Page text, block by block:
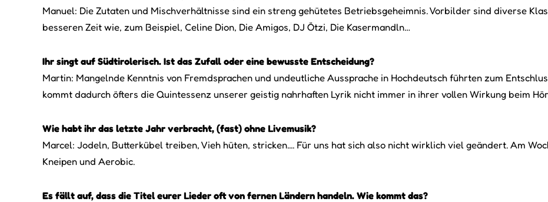
Manuel: Die Zutaten und Mischverhältnisse sind ein streng gehütetes Betriebsgeheimnis. Vorbilder sind diverse
besseren Zeit wie, zum Beispiel, Celine Dion, Die Amigos, DJ Ötzi, Die Kasermandln…
Ihr singt auf Südtirolerisch. Ist das Zufall oder eine bewusste Entscheidung?
Martin: Mangelnde Kenntnis von Fremdsprachen und undeutliche Aussprache in Hochdeutsch führten zum
kommt dadurch öfters die Quintessenz unserer geistig nahrhaften Lyrik nicht immer in ihrer vollen Wirkung beim
Wie habt ihr das letzte Jahr verbracht, (fast) ohne Livemusik?
Marcel: Jodeln, Butterkübel treiben, Vieh hüten, stricken.... Für uns hat sich also nicht wirklich viel geändert. Am
Kneipen und Aerobic.
Es fällt auf, dass die Titel eurer Lieder oft von fernen Ländern handeln. Wie kommt das?